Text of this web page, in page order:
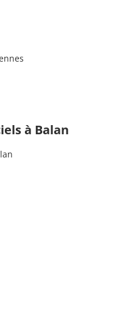
à Balan